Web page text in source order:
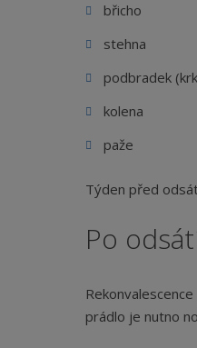
břicho
stehna
podbradek
kolena
paže
Týden před
Po
prádlo je nutno